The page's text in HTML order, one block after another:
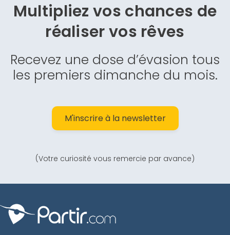
Multipliez vos chances de
réaliser vos rêves
Recevez une dose d’évasion tous
les premiers dimanche du mois.
M'inscrire à la newsletter
(Votre curiosité vous remercie par avance)